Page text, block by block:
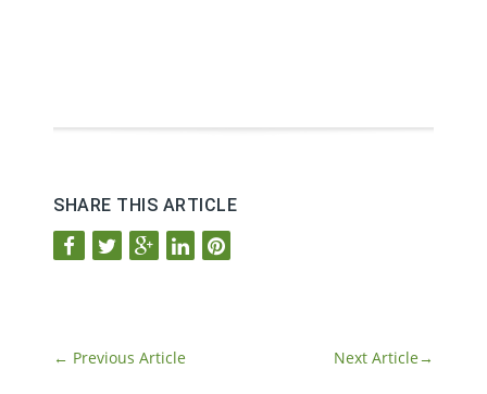
SHARE THIS ARTICLE
← Previous Article Next Article→